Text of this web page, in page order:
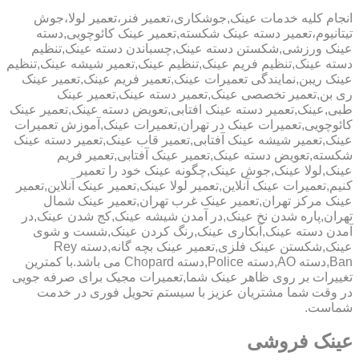
انجام کلیه خدمات عینک,جوشکاری،تعمیر فنر،تعمیر لولا،جوش
تیتانیوم،تعمیر دسته عینک شکسته,تعمیر عینک کائوچویی,دسته
عینک ورزشی,شکستن دسته عینک,چسباندن دسته عینک,تنظیم
دسته عینک,تنظیم فریم عینک,تنظیم عینک,تعمیر شیشه عینک,تنظیم
عینک ریبن,نمایندگی تعمیرات عینک,تعمیر فریم عینک,تعمیر عینک
ری بن,تعمیر تخصصی عینک,تعمیر دسته عینک,تعمیر عینک
طبی,عینک,تعمیر دسته عینک افتابی,تعویض دسته عینک,تعمیر عینک
کائوچویی,تعمیرات عینک در تهران,تعمیرات عینک,آموزش تعمیرات
عینک,تعمیر شیشه عینک آفتابی,تعمیر قاب عینک,تعمیر دسته عینک
شکسته,تعویض دسته عینک,تعمیر عینک آفتابی,تعمیر فریم
عینک,لولا عینک,جوش عینک,چگونه عینک خود را تعمیر
کنیم,تعمیرات عینک آنلاین,تعمیر لولا عینک,تعمیر عینک آنلاین,تعمیر
عینک مرکز تهران,تعمیر عینک غرب تهران,تعمیر عینک شمال
تهران,پاره شدن نخ عینک,در آمدن شیشه عینک,کج شدن عینک,در
آمدن دسته عینک,آبکاری عینک,رنگ کردن عینک,شست و شوی
عینک,شکستن عینک فلزی,تعمیر عینک بچه گانه,دسته Rey
Ban,دسته AO,دسته Police,دسته Chopard می باشد.با کمترین
تغییرات بر روی ظاهر عینک شما,تعمیرات مجیک برای صرفه جویی
در وقت شما مشتریان عزیز با سیستم تحویل فوری در خدمت
شماست.
عینک فروشی